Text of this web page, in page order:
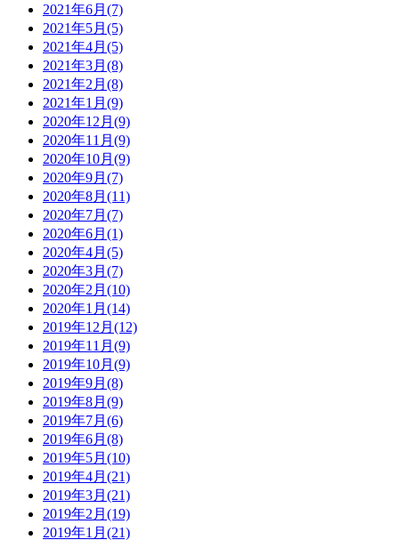
2021年6月(7)
2021年5月(5)
2021年4月(5)
2021年3月(8)
2021年2月(8)
2021年1月(9)
2020年12月(9)
2020年11月(9)
2020年10月(9)
2020年9月(7)
2020年8月(11)
2020年7月(7)
2020年6月(1)
2020年4月(5)
2020年3月(7)
2020年2月(10)
2020年1月(14)
2019年12月(12)
2019年11月(9)
2019年10月(9)
2019年9月(8)
2019年8月(9)
2019年7月(6)
2019年6月(8)
2019年5月(10)
2019年4月(21)
2019年3月(21)
2019年2月(19)
2019年1月(21)